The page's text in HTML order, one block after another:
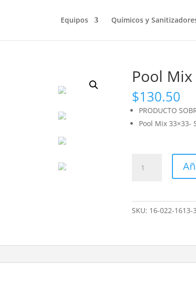
Equipos Químicos y
Pool
$130.50
PRODUCTO
Pool Mix 33×33-
Mix
SKU: 16-022-1613-